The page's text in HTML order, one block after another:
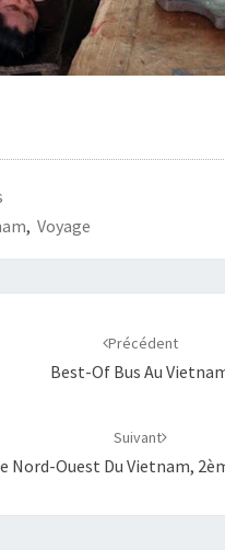
, Voyage
Précédent
Best-Of Bus Au
Suivant
Nord-Ouest Du Vietnam,